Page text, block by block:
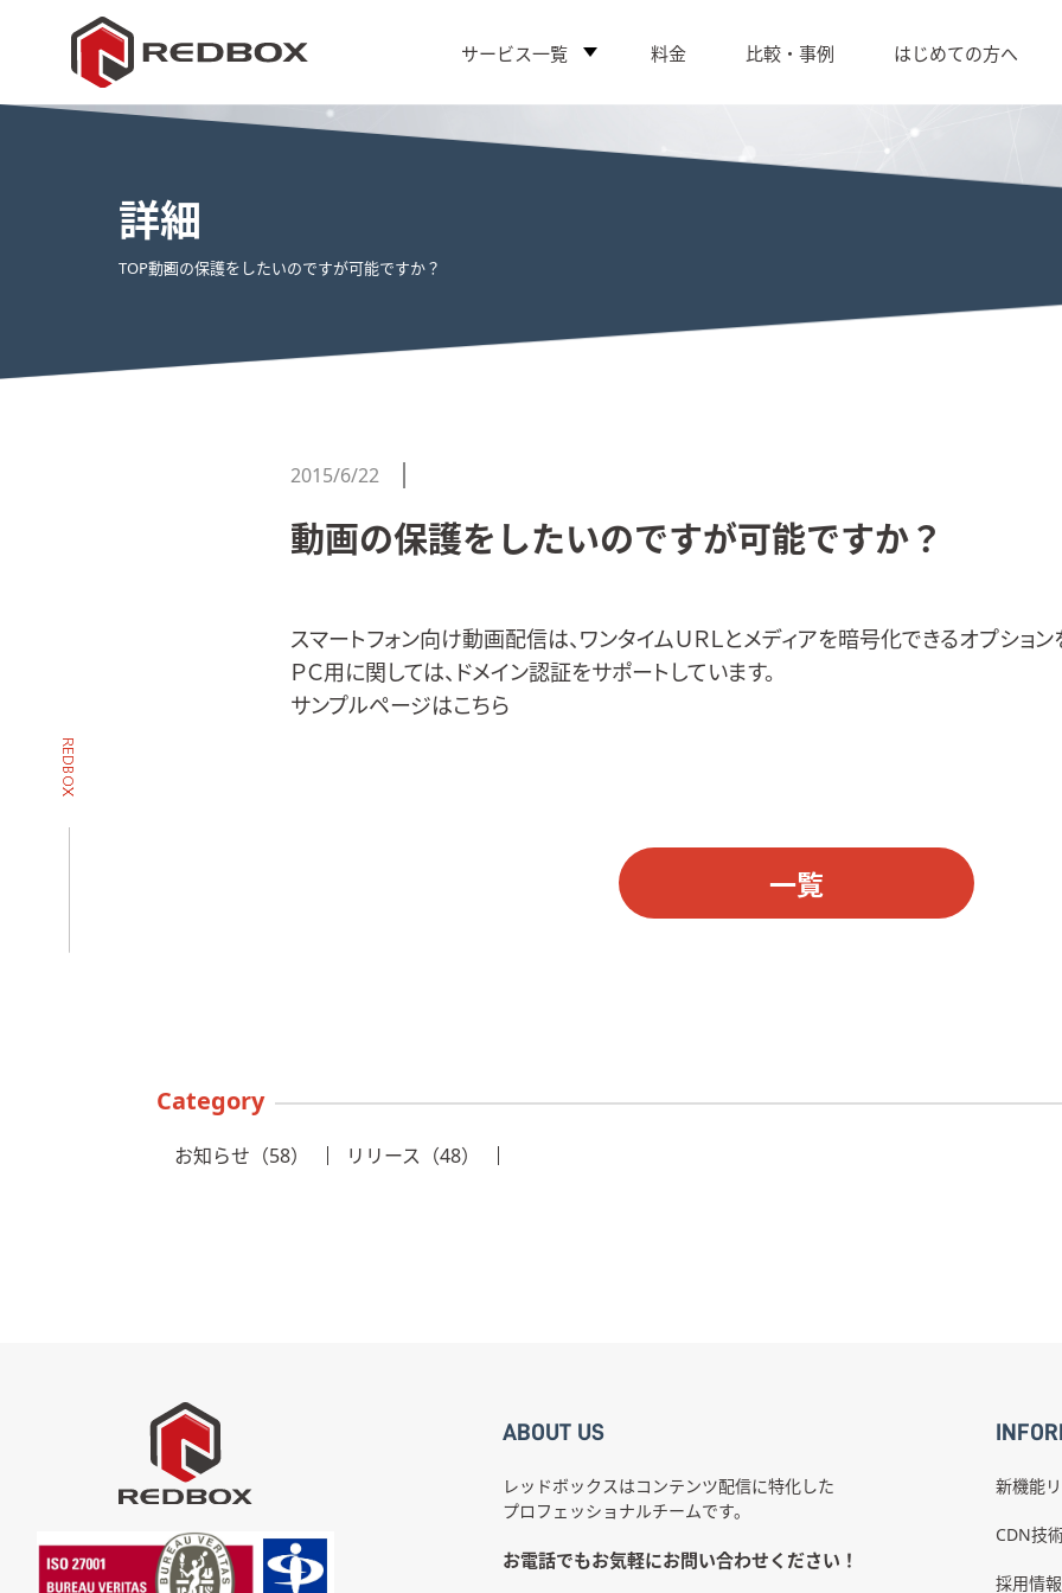
サービス一覧 料金 比較・事例 はじめての方へ
詳細
TOP動画の保護をしたいのですが可能ですか？
2015/6/22
動画の保護をしたいのですが可能ですか？
スマートフォン向け動画配信は、ワンタイムＵＲＬとメディアを暗号化できるオプション
ＰＣ用に関しては、ドメイン認証をサポートしています。
サンプルページはこちら
一覧
Category
お知らせ（58） リリース（48）
ABOUT US
レッドボックスはコンテンツ配信に特化した
プロフェッショナルチームです。
お電話でもお気軽にお問い合わせください！
新機能
CDN技
採用情報